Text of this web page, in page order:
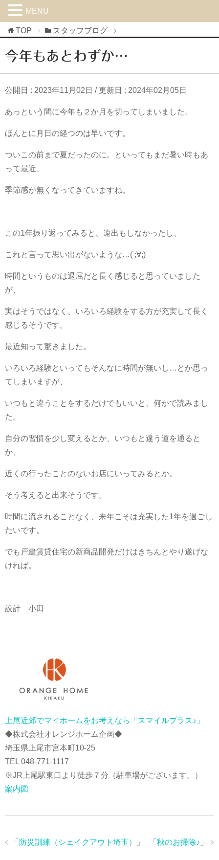
TOP スタッフブログ
今年もあとわずか…
公開日 : 2023年11月02日 / 更新日 : 2024年02月05日
あっという間に今年も２か月を切ってしまいました。
ほんとに月日の経つのは早いです。
ついこの前まで夏だったのに。といってもまだ暑い時もあ
って最近、
季節感が無くなってきていますね。
この1年振り返ってみると、遠出もしなかったし、
これと言って思い出がないような…( ;∀;)
時間というものは退屈だと長く感じると思っていました
が、
実はそうではなく、いろいろ経験をする方が充実して長く
感じるそうです。
最近知って驚きました。
いろいろ経験といってもそんなに時間が無いし…とか思っ
てしまいますが、
いつもと違うことをするだけでもいいと、何かで読みまし
た。
自分の習慣を少し変えるとか、いつもと違う道を通ると
か、
近くの行ったことのないお店にいってみるとか。
そう考えると出来そうです。
時間に流されることなく、来年こそは充実した1年を過ごし
たいです。
でも戸建賃貸住宅の新商品開発だけはきちんとやり遂げな
ければ。
設計 小田
上尾近郊でマイホームをお考えなら「スマイルプラス♪」
◆株式会社オレンジホーム企画◆
埼玉県上尾市宮本町10-25
TEL 048-771-1117
※JR上尾駅東口より徒歩７分（駐車場がございます。）
案内図
「 秋のお掃除♪ 」
「 防災訓練（シェイクアウト埼玉） 」
MENU